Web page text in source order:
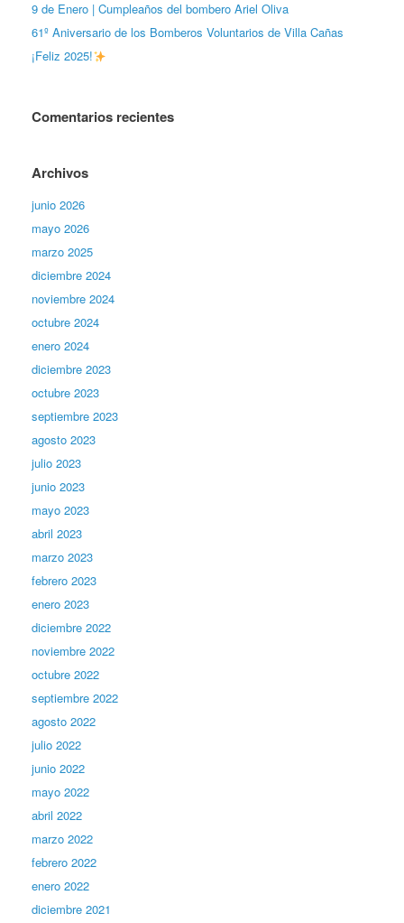
9 de Enero | Cumpleaños del bombero Ariel Oliva
61º Aniversario de los Bomberos Voluntarios de Villa Cañas
¡Feliz 2025!
Comentarios recientes
Archivos
junio 2026
mayo 2026
marzo 2025
diciembre 2024
noviembre 2024
octubre 2024
enero 2024
diciembre 2023
octubre 2023
septiembre 2023
agosto 2023
julio 2023
junio 2023
mayo 2023
abril 2023
marzo 2023
febrero 2023
enero 2023
diciembre 2022
noviembre 2022
octubre 2022
septiembre 2022
agosto 2022
julio 2022
junio 2022
mayo 2022
abril 2022
marzo 2022
febrero 2022
enero 2022
diciembre 2021